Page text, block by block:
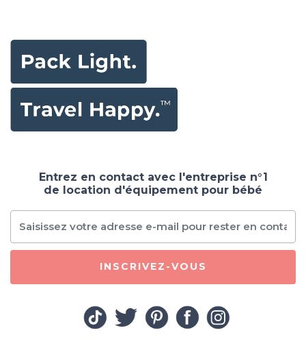
Entrez en contact avec l'entreprise n°1
de location d'équipement pour bébé
INSCRIVEZ-VOUS